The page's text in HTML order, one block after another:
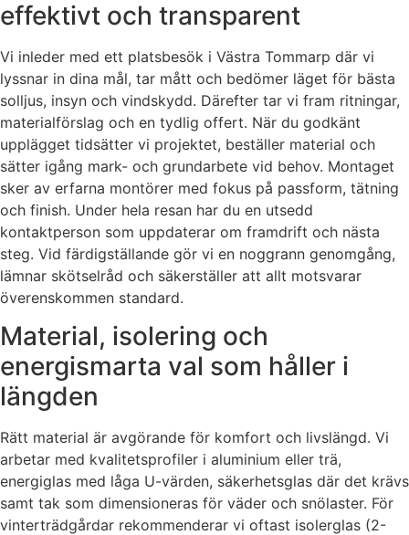
effektivt och transparent
Vi inleder med ett platsbesök i Västra Tommarp där vi
lyssnar in dina mål, tar mått och bedömer läget för bästa
solljus, insyn och vindskydd. Därefter tar vi fram ritningar,
materialförslag och en tydlig offert. När du godkänt
upplägget tidsätter vi projektet, beställer material och
sätter igång mark- och grundarbete vid behov. Montaget
sker av erfarna montörer med fokus på passform, tätning
och finish. Under hela resan har du en utsedd
kontaktperson som uppdaterar om framdrift och nästa
steg. Vid färdigställande gör vi en noggrann genomgång,
lämnar skötselråd och säkerställer att allt motsvarar
överenskommen standard.
Material, isolering och
energismarta val som håller i
längden
Rätt material är avgörande för komfort och livslängd. Vi
arbetar med kvalitetsprofiler i aluminium eller trä,
energiglas med låga U-värden, säkerhetsglas där det krävs
samt tak som dimensioneras för väder och snölaster. För
vinterträdgårdar rekommenderar vi oftast isolerglas (2-